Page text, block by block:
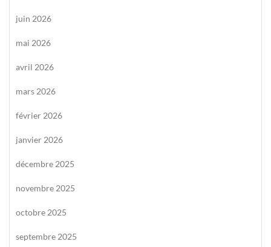
juin 2026
mai 2026
avril 2026
mars 2026
février 2026
janvier 2026
décembre 2025
novembre 2025
octobre 2025
septembre 2025